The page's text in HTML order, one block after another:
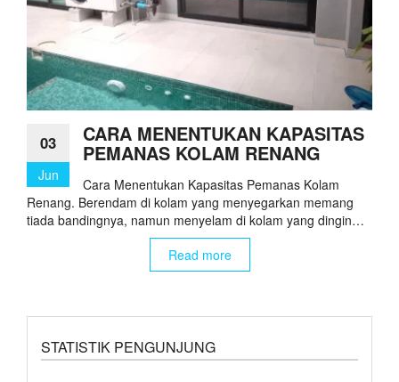
03
Jun
CARA MENENTUKAN KAPASITAS
PEMANAS KOLAM RENANG
Cara Menentukan Kapasitas Pemanas Kolam
Renang. Berendam di kolam yang menyegarkan memang
tiada bandingnya, namun menyelam di kolam yang dingin…
Read more
STATISTIK PENGUNJUNG